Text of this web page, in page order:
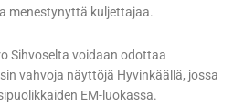
menestynyttä kuljettajaa.
Sihvoselta voidaan odottaa
vahvoja näyttöjä Hyvinkäällä, jossa
EM-luokassa.